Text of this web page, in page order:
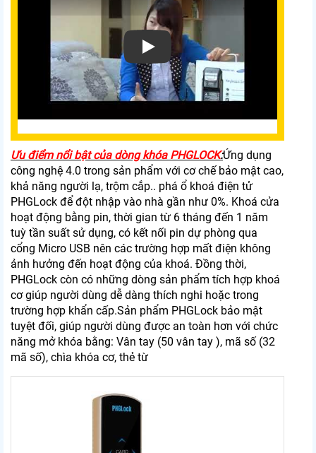
Xem video Khóa Khách Sạn Phglock
Ưu điểm nổi bật của dòng khóa PHGLOCK:Ứng dụng
công nghệ 4.0 trong sản phẩm với cơ chế bảo mật cao,
khả năng người lạ, trộm cắp.. phá ổ khoá điện tử
PHGLock để đột nhập vào nhà gần như 0%. Khoá cửa
hoạt động bằng pin, thời gian từ 6 tháng đến 1 năm
tuỳ tần suất sử dụng, có kết nối pin dự phòng qua
cổng Micro USB nên các trường hợp mất điện không
ảnh hưởng đến hoạt động của khoá. Đồng thời,
PHGLock còn có những dòng sản phẩm tích hợp khoá
cơ giúp người dùng dễ dàng thích nghi hoặc trong
trường hợp khẩn cấp.Sản phẩm PHGLock bảo mật
tuyệt đối, giúp người dùng được an toàn hơn với chức
năng mở khóa bằng: Vân tay (50 vân tay ), mã số (32
mã số), chìa khóa cơ, thẻ từ